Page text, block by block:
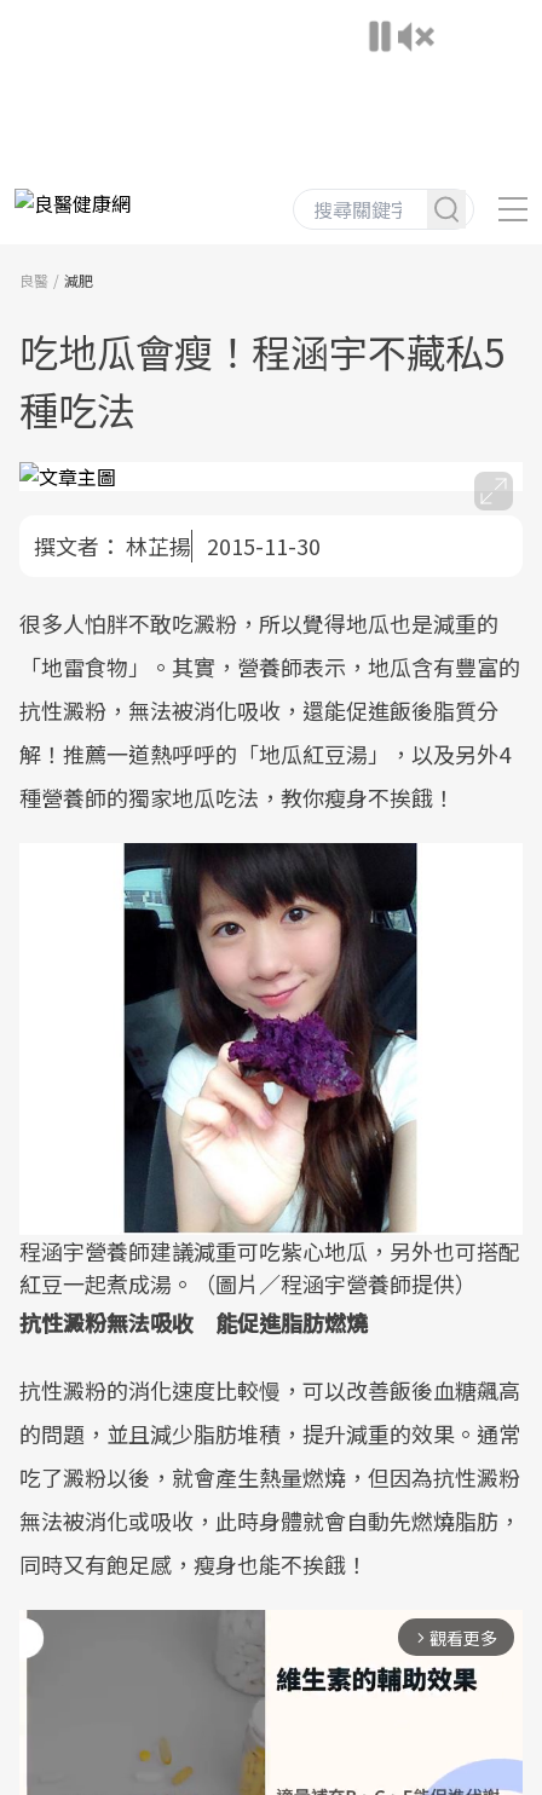
良醫 減肥
吃地瓜會瘦！程涵宇不藏私5
種吃法
撰文者： 林芷揚 2015-11-30
很多人怕胖不敢吃澱粉，所以覺得地瓜也是減重的
「地雷食物」。其實，營養師表示，地瓜含有豐富的
抗性澱粉，無法被消化吸收，還能促進飯後脂質分
解！推薦一道熱呼呼的「地瓜紅豆湯」，以及另外4
種營養師的獨家地瓜吃法，教你瘦身不挨餓！
程涵宇營養師建議減重可吃紫心地瓜，另外也可搭配
紅豆一起煮成湯。（圖片／程涵宇營養師提供）
抗性澱粉無法吸收 能促進脂肪燃燒
抗性澱粉的消化速度比較慢，可以改善飯後血糖飆高
的問題，並且減少脂肪堆積，提升減重的效果。通常
吃了澱粉以後，就會產生熱量燃燒，但因為抗性澱粉
無法被消化或吸收，此時身體就會自動先燃燒脂肪，
同時又有飽足感，瘦身也能不挨餓！
arrow_forward_ios 觀看更多